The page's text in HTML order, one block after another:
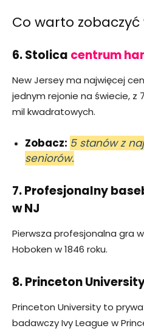
Co warto zobaczyć
6. Stolica centrum
New Jersey ma najwięcej
jednym rejonie na świecie, z
mil kwadratowych.
Zobacz: 5 stanów z
seniorów.
7. Profesjonalny
w NJ
Pierwsza profesjonalna gra
Hoboken w 1846 roku.
8. Princeton
Princeton University to
badawczy Ivy League w